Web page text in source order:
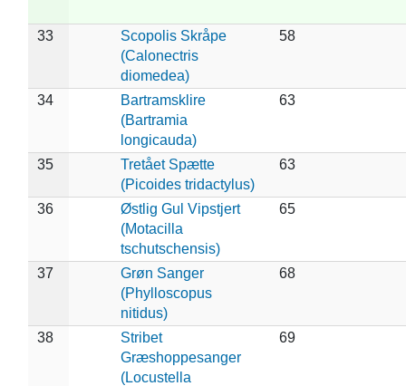
33
Scopolis Skråpe
(Calonectris
diomedea)
58
34
Bartramsklire
(Bartramia
longicauda)
63
35
Tretået Spætte
(Picoides tridactylus)
63
36
Østlig Gul Vipstjert
(Motacilla
tschutschensis)
65
37
Grøn Sanger
(Phylloscopus
nitidus)
68
38
Stribet
Græshoppesanger
(Locustella
69